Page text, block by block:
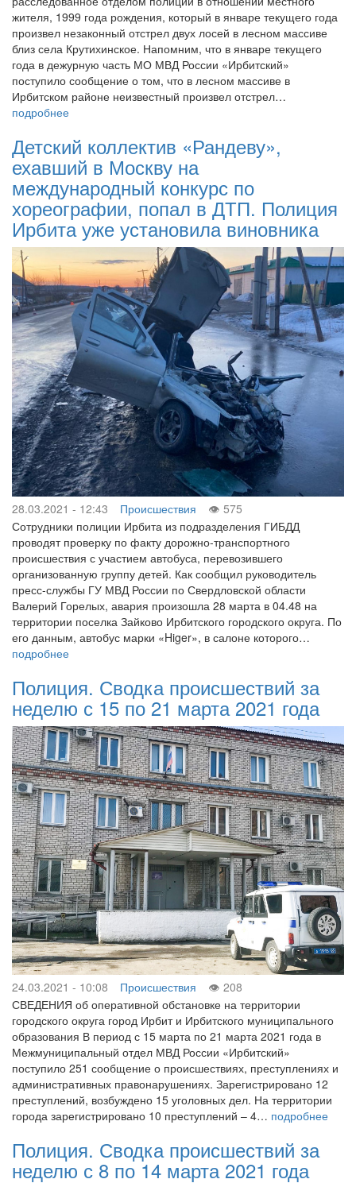
жителя, 1999 года рождения, который в январе текущего года
произвел незаконный отстрел двух лосей в лесном массиве
близ села Крутихинское. Напомним, что в январе текущего
года в дежурную часть МО МВД России «Ирбитский»
поступило сообщение о том, что в лесном массиве в
Ирбитском районе неизвестный произвел отстрел…
подробнее
Детский коллектив «Рандеву»,
ехавший в Москву на
международный конкурс по
хореографии, попал в ДТП. Полиция
Ирбита уже установила виновника
28.03.2021 - 12:43 Происшествия
575
Сотрудники полиции Ирбита из подразделения ГИБДД
проводят проверку по факту дорожно-транспортного
происшествия с участием автобуса, перевозившего
организованную группу детей. Как сообщил руководитель
пресс-службы ГУ МВД России по Свердловской области
Валерий Горелых, авария произошла 28 марта в 04.48 на
территории поселка Зайково Ирбитского городского округа. По
его данным, автобус марки «Higer», в салоне которого…
подробнее
Полиция. Сводка происшествий за
неделю с 15 по 21 марта 2021 года
24.03.2021 - 10:08 Происшествия
208
СВЕДЕНИЯ об оперативной обстановке на территории
городского округа город Ирбит и Ирбитского муниципального
образования В период с 15 марта по 21 марта 2021 года в
Межмуниципальный отдел МВД России «Ирбитский»
поступило 251 сообщение о происшествиях, преступлениях и
административных правонарушениях. Зарегистрировано 12
преступлений, возбуждено 15 уголовных дел. На территории
города зарегистрировано 10 преступлений – 4… подробнее
Полиция. Сводка происшествий за
неделю с 8 по 14 марта 2021 года